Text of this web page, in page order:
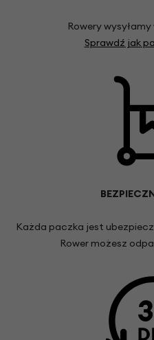
Rowery
Sprawdź jak
Każda paczka jest
Rower możesz